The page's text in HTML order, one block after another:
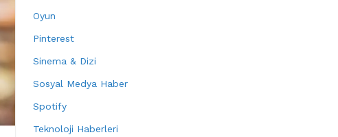
Oyun
Pinterest
Sinema & Dizi
Sosyal Medya Haber
Spotify
Teknoloji Haberleri